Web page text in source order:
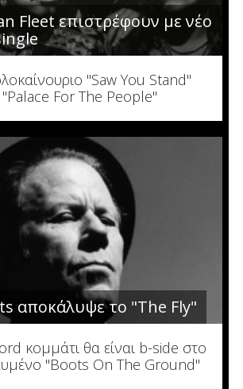
Fleet επιστρέφουν με νέο
"Saw You Stand"
For The People"
αποκάλυψε το "The Fly"
κομμάτι θα είναι b-side στο
"Boots On The Ground"